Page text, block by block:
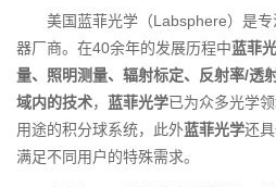
美国蓝菲光学（Labsphere）是
器厂商。在40余年的发展历程中蓝菲
量、照明测量、辐射标定、反射率/透
域内的技术， 蓝菲光学已为众多光学
用途的积分球系统，此外蓝菲光学还
满足不同用户的特殊需求。